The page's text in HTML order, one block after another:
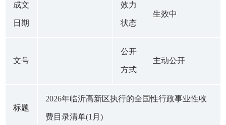
成文
日期
效力
状态
生效中
文号
公开
方式
主动公开
标题
2026年临沂高新区执行的全国性行政事业性收
费目录清单(1月)